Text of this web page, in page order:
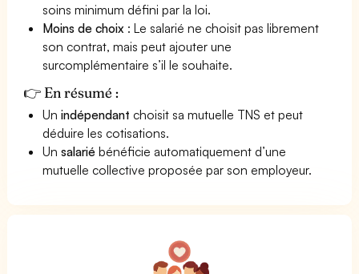
soins minimum défini par la loi.
Moins de choix : Le salarié ne choisit pas librement
son contrat, mais peut ajouter une
surcomplémentaire s’il le souhaite.
👉 En résumé :
Unindépendant choisit sa mutuelle TNS et peut
déduire les cotisations.
Unsalarié bénéficie automatiquement d’une
mutuelle collective proposée par son employeur.